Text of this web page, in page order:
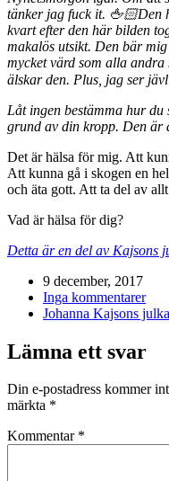
tänker jag fuck it. 🖕🏻Den
kvart efter den här bilden
makalös utsikt. Den bär
mycket värd som alla
älskar den. Plus, jag ser
Låt ingen bestämma hur
grund av din kropp. Den är
Det är hälsa för mig. Att
Att kunna gå i skogen en
och äta gott. Att ta del av
Vad är hälsa för dig?
Detta är en del av Kajsons
9 december, 2017
Inga kommentarer
Johanna Kajsons
Lämna ett svar
Din e-postadress kommer
märkta *
Kommentar *